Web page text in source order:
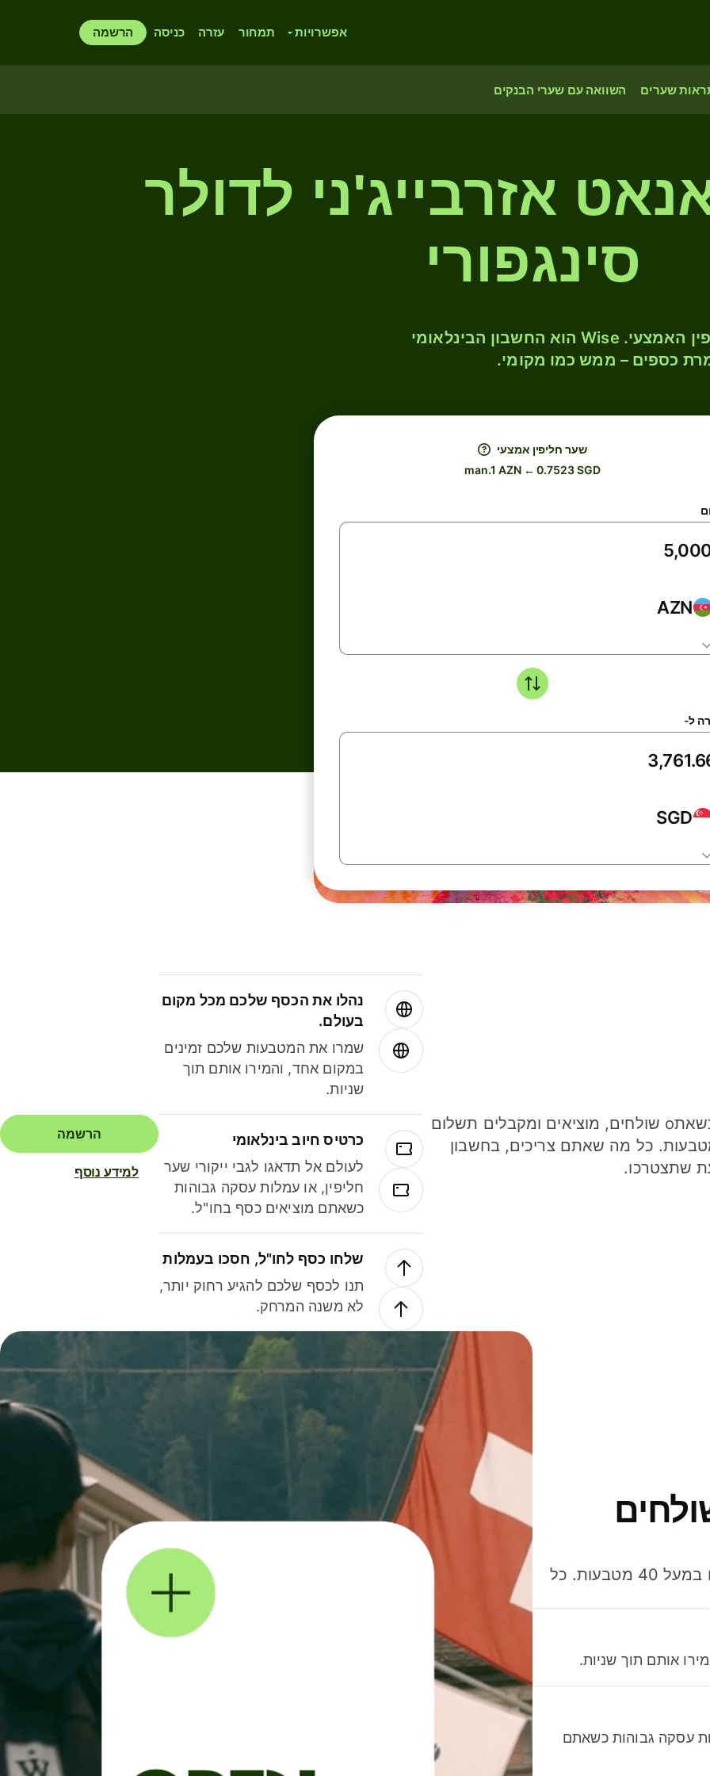
אפשרויות תמחור עזרה כניסה הרשמה
שערים השוואה עם שערי הבנקים
מאנאט אזרבייג'ני לדולר
סינגפורי
המירו AZN ל- SGD לפי שער החליפין האמצעי. Wise הוא החשבון הבינלאומי
כספים – ממש כמו מקומי.
שער חליפין אמצעי
man.1 AZN ← 0.7523 SGD
AZN
ל-
SGD
חסכו כסף כשאתo שולחים, מוציאים ומקבלים תשלום
40 מטבעות. כל מה שאתם צריכים, בחשבון
שתצטרכו.
נהלו את הכסף שלכם מכל מקום
בעולם.
שמרו את המטבעות שלכם זמינים
במקום אחד, והמירו אותם תוך
שניות.
כרטיס חיוב בינלאומי
לעולם אל תדאגו לגבי ייקורי שער
חליפין, או עמלות עסקה גבוהות
כשאתם מוציאים כסף בחו"ל.
שלחו כסף לחו"ל, חסכו בעמלות
תנו לכסף שלכם להגיע רחוק יותר,
לא משנה המרחק.
הרשמה
למידע נוסף
חסכו כסף כשאתo שולחים, מוציאים ומקבלים תשלום במעל 40 מטבעות. כל
אותם תוך שניות.
עסקה גבוהות כשאתם